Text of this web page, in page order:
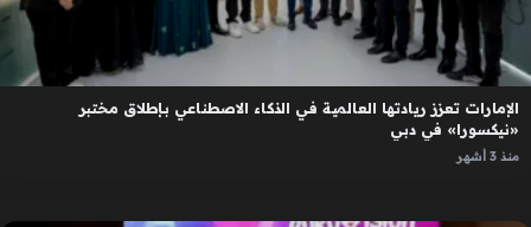
الإمارات تعزز ريادتها العالمية في الذكاء الاصطناعي بإطلاق مختبر
«نيكسورا» في دبي
منذ 3 أشهر